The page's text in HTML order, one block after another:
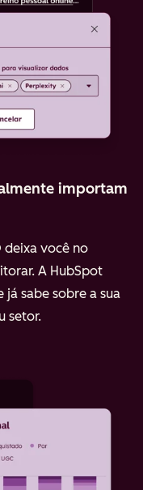
importam
deixa você no
A HubSpot
já sabe sobre a sua
setor.